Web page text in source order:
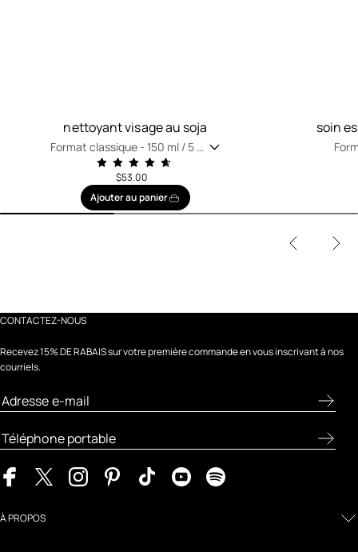
nettoyant visage au soja
Format classique -150 ml / 5 fl
$53.00
Ajouter au panier
soin
CONTACTEZ-NOUS
Recevez 15% DE RABAIS sur votre première commande en vous inscrivant à nos
courriels.
À PROPOS